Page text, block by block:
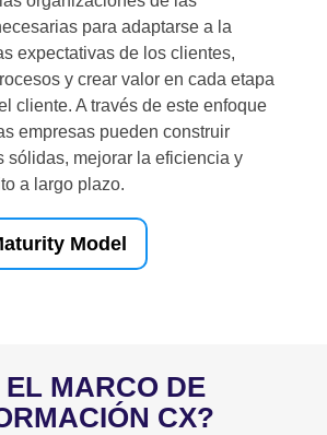
para adaptarse a la
expectativas de los clientes,
y crear valor en cada etapa
cliente. A través de este enfoque
empresas pueden construir
sólidas, mejorar la eficiencia y
a largo plazo.
Model
MARCO DE
CX?